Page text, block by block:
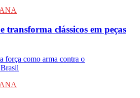
transforma clássicos em peças